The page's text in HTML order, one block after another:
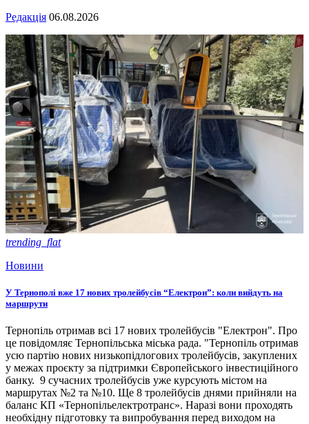
Редакція 06.08.2026
trending_flat
Новини
У Тернополі вже 17 нових тролейбусів “Електрон”: коли вийдуть на
маршрути
Тернопіль отримав всі 17 нових тролейбусів "Електрон". Про
це повідомляє Тернопільська міська рада. "Тернопіль отримав
усю партію нових низькопідлогових тролейбусів, закуплених
у межах проєкту за підтримки Європейського інвестиційного
банку. 9 сучасних тролейбусів уже курсують містом на
маршрутах №2 та №10. Ще 8 тролейбусів днями прийняли на
баланс КП «Тернопільелектротранс». Наразі вони проходять
необхідну підготовку та випробування перед виходом на